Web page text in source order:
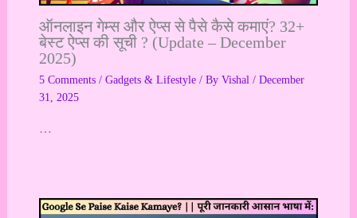
ऑनलाइन गेम्स और ऐप्स से पैसे कैसे कमाएं? 32+
बेस्ट ऐप्स की सूची ? (Update – December
2025)
5 Comments / Gadgets & Lifestyle/ By Vishal / December
31, 2025
…